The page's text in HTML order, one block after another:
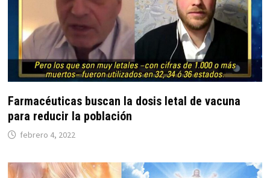
Farmacéuticas buscan la dosis letal de vacuna
para reducir la población
febrero 4, 2022